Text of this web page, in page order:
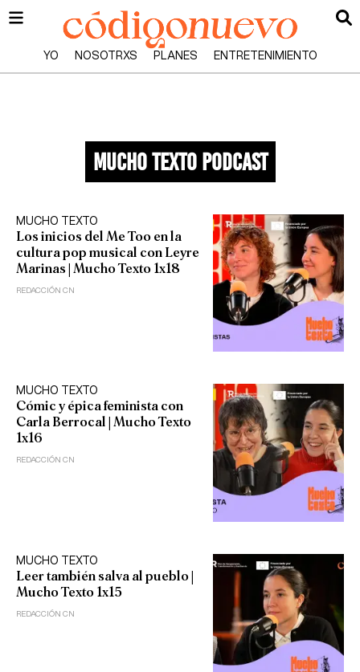
YO NOSOTRXS PLANES ENTRETENIMIENTO
mucho texto podcast
MUCHO TEXTO
Los inicios del Me Too en la
cultura pop musical con Leyre
Marinas | Mucho Texto 1x18
REDACCIÓN CN
MUCHO TEXTO
Cómic y épica feminista con
Carla Berrocal | Mucho Texto
1x16
REDACCIÓN CN
MUCHO TEXTO
Leer también salva al pueblo |
Mucho Texto 1x15
REDACCIÓN CN